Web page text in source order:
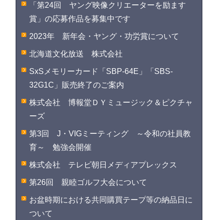
「第24回 ヤング映像クリエーターを励ます
賞」の応募作品を募集中です
2023年 新年会・ヤング・功労賞について
北海道文化放送 株式会社
SxSメモリーカード「SBP-64E」「SBS-
32G1C」販売終了のご案内
株式会社 博報堂ＤＹミュージック＆ピクチャ
ーズ
第3回 J・VIGミーティング ～令和の社員教
育～ 勉強会開催
株式会社 テレビ朝日メディアプレックス
第26回 親睦ゴルフ大会について
お盆時期における共同購買テープ等の納品日に
ついて